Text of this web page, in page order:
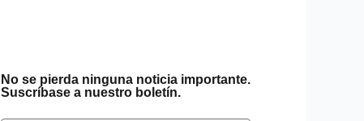
No se pierda ninguna noticia importante.
Suscríbase a nuestro boletín.